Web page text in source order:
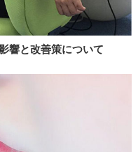
響と改善策について